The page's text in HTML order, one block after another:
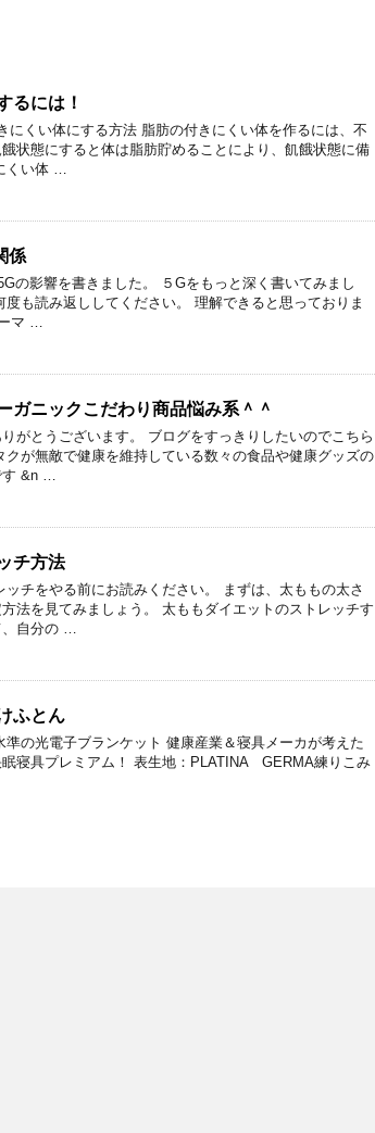
るには！
にくい体にする方法 脂肪の付きにくい体を作るには、不
状態にすると体は脂肪貯めることにより、飢餓状態に備
くい体 …
係
の影響を書きました。 ５Gをもっと深く書いてみまし
も読み返ししてください。 理解できると思っておりま
マ …
ガニックこだわり商品悩み系＾＾
がとうございます。 ブログをすっきりしたいのでこちら
が無敵で健康を維持している数々の食品や健康グッズの
す &n …
チ方法
チをやる前にお読みください。 まずは、太ももの太さ
法を見てみましょう。 太ももダイエットのストレッチす
、自分の …
ふとん
の光電子ブランケット 健康産業＆寝具メーカが考えた
眠寝具プレミアム！ 表生地：PLATINA GERMA練りこみ